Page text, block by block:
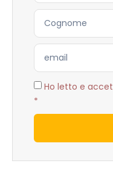
Ho letto e
*